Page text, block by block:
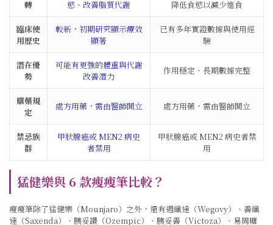
轉
慾、改善脂質代謝
降低食慾以減少進食
臨床使
用歷史
較新，初期研究顯示療效
顯著
已有多年實證數據與使用經
驗
潛在優
勢
可能有更強的體重與代謝
改善潛力
作用穩定、長期數據完整
購藥規
定
處方用藥，需由醫師開立 處方用藥，需由醫師開立
禁忌族
群
甲狀腺癌或 MEN2 病史
者禁用
甲狀腺癌或 MEN2 病史者禁
用
猛健樂與 6 款瘦瘦筆比較？
瘦瘦筆除了猛健樂（Mounjaro）之外，還有週纖達（Wegovy）、善纖
達（Saxenda）、胰妥讚（Ozempic）、胰妥善（Victoza）、易周糖